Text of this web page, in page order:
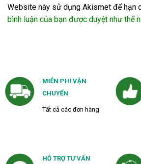
Website này sử dụng Akismet để hạn
bình luận của bạn được duyệt như thế
MIỄN PHÍ VẬN
CHUYỂN
Tất cả các đơn hàng
HỖ TRỢ TƯ VẤN